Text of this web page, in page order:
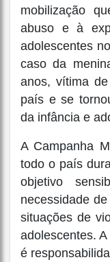
mobilização
abuso e à
adolescentes
caso da
anos, vítima
país e se
da infância e
A Campanha
todo o país
objetivo
necessidade
situações de
adolescentes.
é